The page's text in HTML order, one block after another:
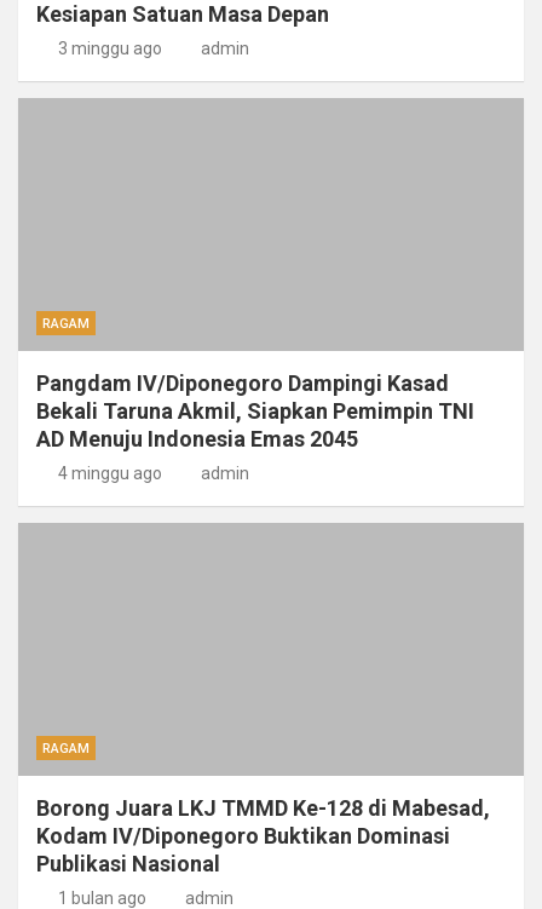
Kesiapan Satuan Masa Depan
3 minggu ago admin
RAGAM
Pangdam IV/Diponegoro Dampingi Kasad
Bekali Taruna Akmil, Siapkan Pemimpin TNI
AD Menuju Indonesia Emas 2045
4 minggu ago admin
RAGAM
Borong Juara LKJ TMMD Ke-128 di Mabesad,
Kodam IV/Diponegoro Buktikan Dominasi
Publikasi Nasional
1 bulan ago admin